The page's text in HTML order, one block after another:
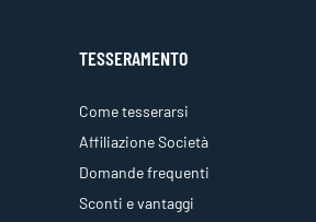
TESSERAMENTO
Come tesserarsi
Affiliazione Società
Domande frequenti
Sconti e vantaggi